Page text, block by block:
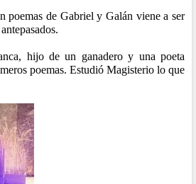
poemas de Gabriel y Galán viene a ser
hijo de un ganadero y una poeta
poemas. Estudió Magisterio lo que